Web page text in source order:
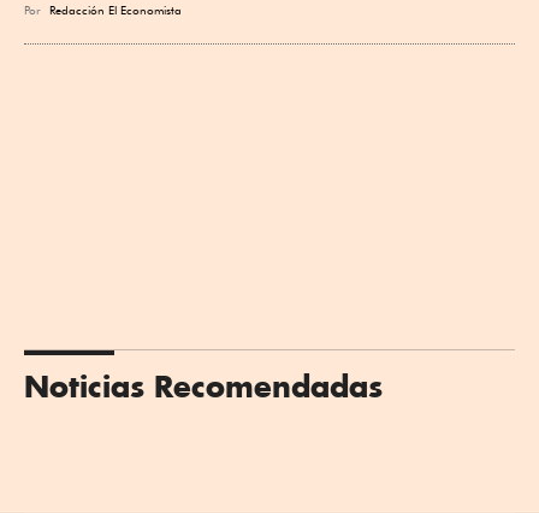
Por Redacción El Economista
Noticias Recomendadas